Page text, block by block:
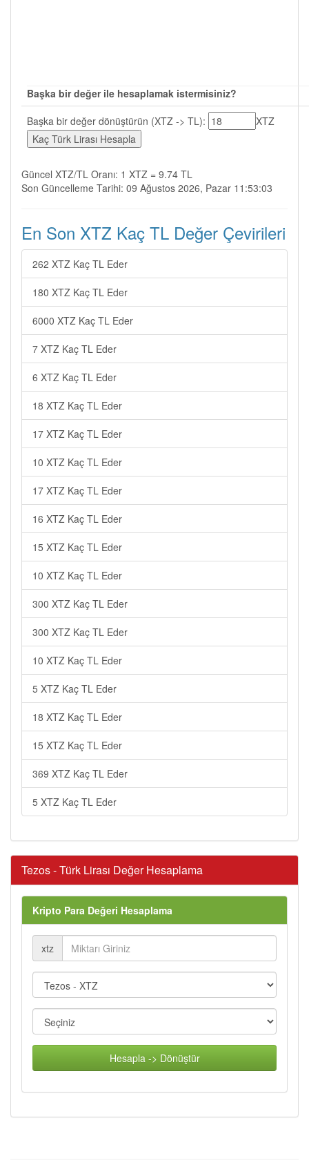
Başka bir değer ile hesaplamak istermisiniz?
Başka bir değer dönüştürün (XTZ -> TL):
XTZ
Güncel XTZ/TL Oranı: 1 XTZ = 9.74 TL
Son Güncelleme Tarihi: 09 Ağustos 2026, Pazar 11:53:03
En Son XTZ Kaç TL Değer Çevirileri
262 XTZ Kaç TL Eder
180 XTZ Kaç TL Eder
6000 XTZ Kaç TL Eder
7 XTZ Kaç TL Eder
6 XTZ Kaç TL Eder
18 XTZ Kaç TL Eder
17 XTZ Kaç TL Eder
10 XTZ Kaç TL Eder
17 XTZ Kaç TL Eder
16 XTZ Kaç TL Eder
15 XTZ Kaç TL Eder
10 XTZ Kaç TL Eder
300 XTZ Kaç TL Eder
300 XTZ Kaç TL Eder
10 XTZ Kaç TL Eder
5 XTZ Kaç TL Eder
18 XTZ Kaç TL Eder
15 XTZ Kaç TL Eder
369 XTZ Kaç TL Eder
5 XTZ Kaç TL Eder
Tezos - Türk Lirası Değer Hesaplama
Kripto Para Değeri Hesaplama
xtz
Hesapla -> Dönüştür